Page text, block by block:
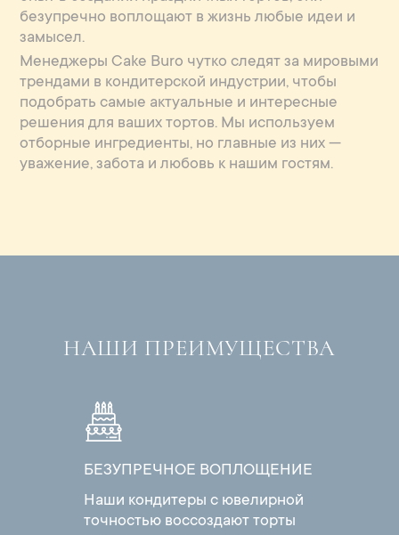
безупречно воплощают в жизнь любые идеи и
замысел.
Менеджеры Cake Buro чутко следят за мировыми
трендами в кондитерской индустрии, чтобы
подобрать самые актуальные и интересные
решения для ваших тортов. Мы используем
отборные ингредиенты, но главные из них —
уважение, забота и любовь к нашим гостям.
НАШИ ПРЕИМУЩЕСТВА
БЕЗУПРЕЧНОЕ ВОПЛОЩЕНИЕ
Наши кондитеры с ювелирной
точностью воссоздают торты